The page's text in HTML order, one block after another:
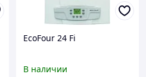
EcoFour 24 Fi
В наличии